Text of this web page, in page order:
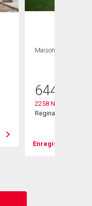
Maison
644 900
2258 Newis Bay E
Regina, SK
Enregistrer